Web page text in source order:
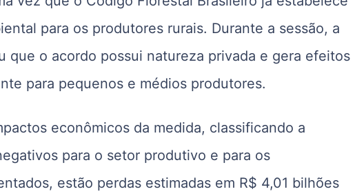
para os produtores rurais. Durante a sessão, a
que o acordo possui natureza privada e gera efeitos
para pequenos e médios produtores.
econômicos da medida, classificando a
para o setor produtivo e para os
estão perdas estimadas em R$ 4,01 bilhões